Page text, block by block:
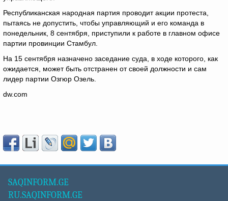
Республиканская народная партия проводит акции протеста,
пытаясь не допустить, чтобы управляющий и его команда в
понедельник, 8 сентября, приступили к работе в главном офисе
партии провинции Стамбул.
На 15 сентября назначено заседание суда, в ходе которого, как
ожидается, может быть отстранен от своей должности и сам
лидер партии Озгюр Озель.
dw.com
SAQINFORM.GE
RU.SAQINFORM.GE